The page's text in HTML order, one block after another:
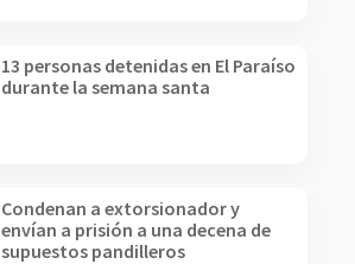
13 personas detenidas en El Paraíso
durante la semana santa
Condenan a extorsionador y
envían a prisión a una decena de
supuestos pandilleros